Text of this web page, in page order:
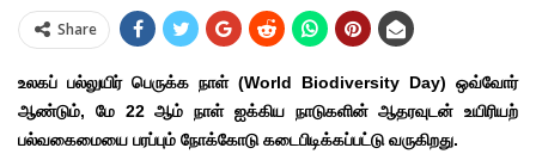
Share
உலகப் பல்லுயிர் பெருக்க நாள் (World Biodiversity Day) ஒவ்வோர்
ஆண்டும், மே 22 ஆம் நாள் ஐக்கிய நாடுகளின் ஆதரவுடன் உயிரியற்
பல்வகைமையை பரப்பும் நோக்கோடு கடைபிடிக்கப்பட்டு வருகிறது.